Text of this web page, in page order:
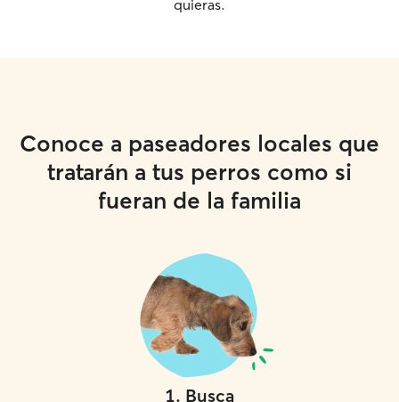
quieras.
Conoce a paseadores locales que
tratarán a tus perros como si
fueran de la familia
1. Busca